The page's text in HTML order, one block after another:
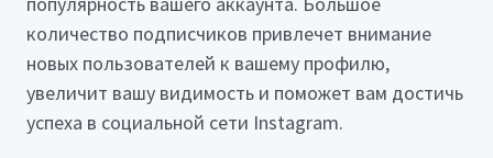
количество подписчиков привлечет внимание
новых пользователей к вашему профилю,
увеличит вашу видимость и поможет вам достичь
успеха в социальной сети Instagram.